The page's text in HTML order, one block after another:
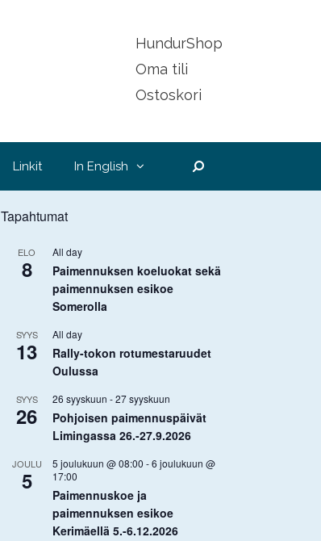
HundurShop
Oma tili
Ostoskori
Linkit In English
Tapahtumat
ELO
8
All day
Paimennuksen koeluokat sekä
paimennuksen esikoe
Somerolla
SYYS
13
All day
Rally-tokon rotumestaruudet
Oulussa
SYYS
26
26 syyskuun -27 syyskuun
Pohjoisen paimennuspäivät
Limingassa 26.-27.9.2026
JOULU
5
5 joulukuun @ 08:00 -6 joulukuun @
17:00
Paimennuskoe ja
paimennuksen esikoe
Kerimäellä 5.-6.12.2026